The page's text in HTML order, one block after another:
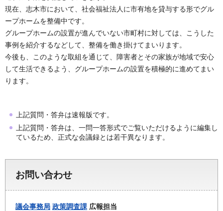
現在、志木市において、社会福祉法人に市有地を貸与する形でグル
ープホームを整備中です。
グループホームの設置が進んでいない市町村に対しては、こうした
事例を紹介するなどして、整備を働き掛けてまいります。
今後も、このような取組を通じて、障害者とその家族が地域で安心
して生活できるよう、グループホームの設置を積極的に進めてまい
ります。
上記質問・答弁は速報版です。
上記質問・答弁は、一問一答形式でご覧いただけるように編集し
ているため、正式な会議録とは若干異なります。
お問い合わせ
議会事務局 政策調査課 広報担当